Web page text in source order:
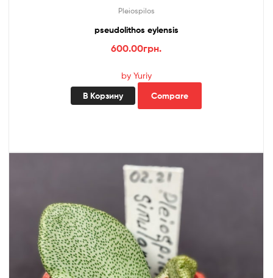
Pleiospilos
pseudolithos eylensis
600.00грн.
by Yuriy
В Корзину Compare